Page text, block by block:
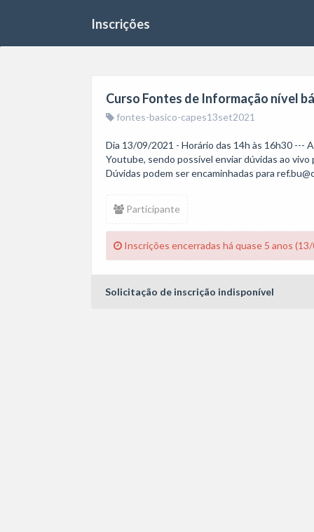
Inscrições
Curso Fontes de Informação nível
fontes-basico-capes13set2021
Dia 13/09/2021 - Horário das 14h às 16h30 ---
Youtube, sendo possível enviar dúvidas ao
Dúvidas podem ser encaminhadas para
Participante
Inscrições encerradas há quase 5 anos
Solicitação de inscrição indisponível